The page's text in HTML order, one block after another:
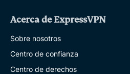
Acerca de ExpressVPN
Sobre nosotros
Centro de confianza
Centro de derechos